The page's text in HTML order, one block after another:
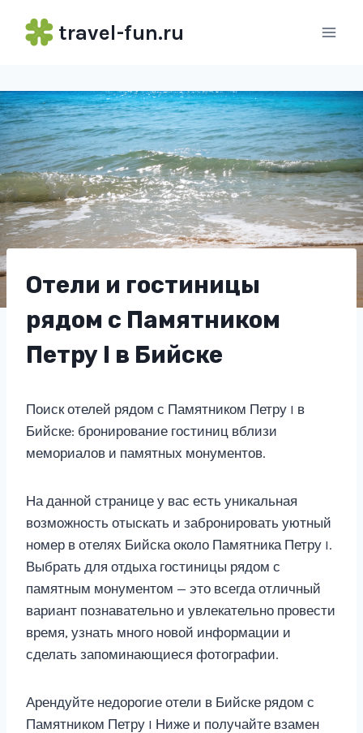
travel-fun.ru
Отели и гостиницы
рядом с Памятником
Петру I в Бийске
Поиск отелей рядом с Памятником Петру I в
Бийске: бронирование гостиниц вблизи
мемориалов и памятных монументов.
На данной странице у вас есть уникальная
возможность отыскать и забронировать уютный
номер в отелях Бийска около Памятника Петру I.
Выбрать для отдыха гостиницы рядом с
памятным монументом — это всегда отличный
вариант познавательно и увлекательно провести
время, узнать много новой информации и
сделать запоминающиеся фотографии.
Арендуйте недорогие отели в Бийске рядом с
Памятником Петру I Ниже и получайте взамен